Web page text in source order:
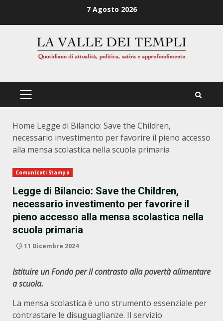
7 Agosto 2026
PRIMÄRES
Home Legge di Bilancio: Save the Children,
necessario investimento per favorire il pieno accesso
alla mensa scolastica nella scuola primaria
Comunicati Stampa
Legge di Bilancio: Save the Children,
necessario investimento per favorire il
pieno accesso alla mensa scolastica nella
scuola primaria
11 Dicembre 2024
Istituire un Fondo per il contrasto alla povertà alimentare
a scuola.
La mensa scolastica è uno strumento essenziale per
contrastare le disuguaglianze. Il servizio